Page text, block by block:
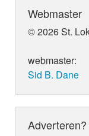
Webmaster
© 2026 St.
webmaster:
Sid B. Dane
Adverteren?